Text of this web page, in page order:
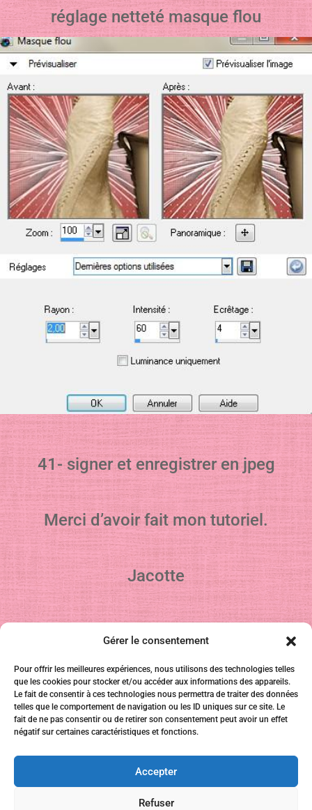
Gérer le consentement
Pour offrir les meilleures expériences, nous utilisons des technologies telles
que les cookies pour stocker et/ou accéder aux informations des appareils.
Le fait de consentir à ces technologies nous permettra de traiter des données
telles que le comportement de navigation ou les ID uniques sur ce site. Le
fait de ne pas consentir ou de retirer son consentement peut avoir un effet
négatif sur certaines caractéristiques et fonctions.
Accepter
Refuser
réglage netteté masque flou
41- signer et enregistrer en jpeg
Merci d’avoir fait mon tutoriel.
Jacotte
Vous pouvez m’envoyer vos réalisations
Pour être informé de mes derniers
tutoriels, vous pouvez vous inscrire à ma